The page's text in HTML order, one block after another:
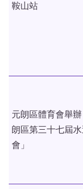
鞍山站
元朗區體育會舉
朗區第三十七屆水
會」